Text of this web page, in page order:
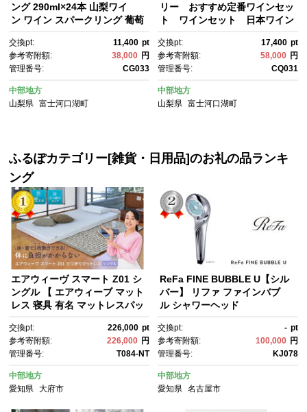
ング 290ml×24本 山梨ワイ
ン ワイン スパークリング 葡萄
ア キャンプ お家飲み 宅飲み ス
トック 富士 富士河口湖町 モン
デ酒造
交換pt: 11,400 pt
参考寄附額:
38,000 円
管理番号:
CG033
中部地方
山梨県
富士河口湖町
リー おすすめ定番ワインセッ
ト ワインセット 日本ワイン
交換pt: 17,400 pt
参考寄附額:
58,000 円
管理番号:
CQ031
中部地方
山梨県
富士河口湖町
ふるぽカテゴリー[雑貨・日用品]のお礼の品ランキ
ング
エアウィーヴ スマート Z01 シ
ングル 【 エアウィーブ マット
レス 寝具 有名 マットレスパッ
アウィーヴ まっとれす 洗え
る エアウイーヴ エアーウィー
ヴ ギフト 三つ折り エアウィー
ブ しんぐ mattress airweav
e エアウィーブマットレス エア
ウィーヴ エアウィーヴ エアウ
ィーヴ エアウィーブ エアウィ
交換pt: 226,000 pt
参考寄附額:
226,000 円
管理番号:
T084-NT
中部地方
愛知県
大府市
ReFa FINE BUBBLE U【シル
バー】 リファ ファインバブ
ル シャワーヘッド
交換pt: - pt
参考寄附額:
100,000 円
管理番号:
KJ078
中部地方
愛知県
名古屋市